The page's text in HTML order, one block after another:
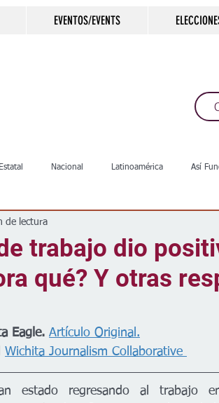
EVENTOS/EVENTS
Estatal Nacional Latinoamérica Así
Arte & Cultura
Calles Desamparados Carreteras
trabajo dio
qué? Y otras
de lectura
Eagle. Artículo Original.
Wichita Journalism Collaborative
estado regresando al trabajo